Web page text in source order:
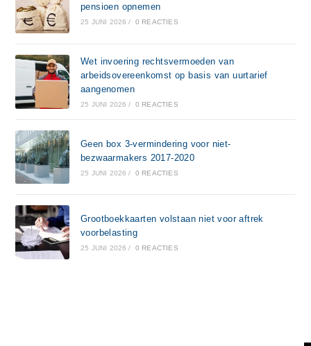
pensioen opnemen
25 JUNI 2026 / 0 REACTIES
Wet invoering rechtsvermoeden van
arbeidsovereenkomst op basis van uurtarief
aangenomen
25 JUNI 2026 / 0 REACTIES
Geen box 3-vermindering voor niet-
bezwaarmakers 2017-2020
25 JUNI 2026 / 0 REACTIES
Grootboekkaarten volstaan niet voor aftrek
voorbelasting
25 JUNI 2026 / 0 REACTIES